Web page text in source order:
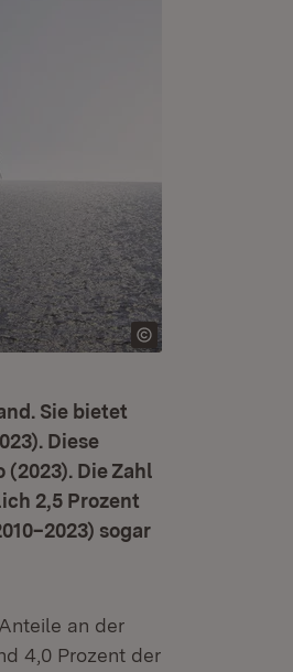
Sie bietet
Diese
Die Zahl
2,5 Prozent
sogar
an der
4,0 Prozent der